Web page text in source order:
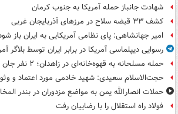
شهادت جانباز حمله آمریکا به جنوب کرمان
کشف ۳۳ قبضه سلاح در مرزهای آذربایجان غربی
امیر جهانشاهی: پای نظامی آمریکایی به ایران باز
رسوایی دیپلماسی آمریکا در برابر ایران توسط بلاگر
حمله مسلحانه به قهوه‌خانه‌ای در زاهدان؛ ۲ نفر جان باختند
حجت‌الاسلام سعیدی: شهید خادمی مورد اعتماد و
حملات انصارالله یمن به مواضع مزدوران در بندر المخا
فولاد راه استقلال را با رضاییان رفت